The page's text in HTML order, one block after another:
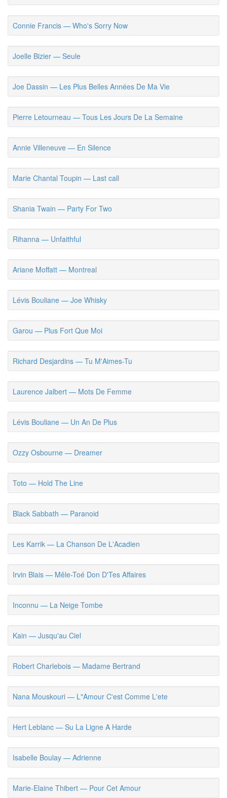
Connie Francis — Who's Sorry Now
Joelle Bizier — Seule
Joe Dassin — Les Plus Belles Années De Ma Vie
Pierre Letourneau — Tous Les Jours De La Semaine
Annie Villeneuve — En Silence
Marie Chantal Toupin — Last call
Shania Twain — Party For Two
Rihanna — Unfaithful
Ariane Moffatt — Montreal
Lévis Bouliane — Joe Whisky
Garou — Plus Fort Que Moi
Richard Desjardins — Tu M'Aimes-Tu
Laurence Jalbert — Mots De Femme
Lévis Bouliane — Un An De Plus
Ozzy Osbourne — Dreamer
Toto — Hold The Line
Black Sabbath — Paranoid
Les Karrik — La Chanson De L'Acadien
Irvin Blais — Mêle-Toé Don D'Tes Affaires
Inconnu — La Neige Tombe
Kain — Jusqu'au Ciel
Robert Charlebois — Madame Bertrand
Nana Mouskouri — L"Amour C'est Comme L'ete
Hert Leblanc — Su La Ligne A Harde
Isabelle Boulay — Adrienne
Marie-Elaine Thibert — Pour Cet Amour